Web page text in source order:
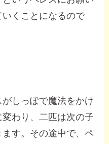
くことになるので
しっぽで魔法をかけ
わり、二匹は次の子
す。その途中で、ペ